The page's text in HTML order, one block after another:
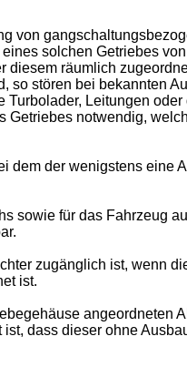
von
solchen Getriebes
diesem räumlich
so stören bei bekannten
Leitungen
Getriebes notwendig,
der wenigstens eine
sowie für das Fahrzeug
zugänglich ist, wenn
ist.
angeordneten
dass dieser ohne